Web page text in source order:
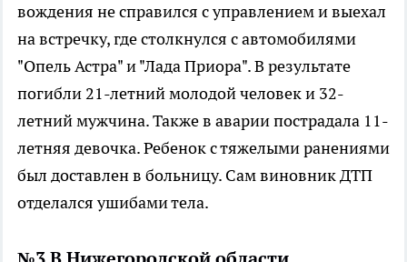
вождения не справился с управлением и выехал
на встречку, где столкнулся с автомобилями
"Опель Астра" и "Лада Приора". В результате
погибли 21-летний молодой человек и 32-
летний мужчина. Также в аварии пострадала 11-
летняя девочка. Ребенок с тяжелыми ранениями
был доставлен в больницу. Сам виновник ДТП
отделался ушибами тела.